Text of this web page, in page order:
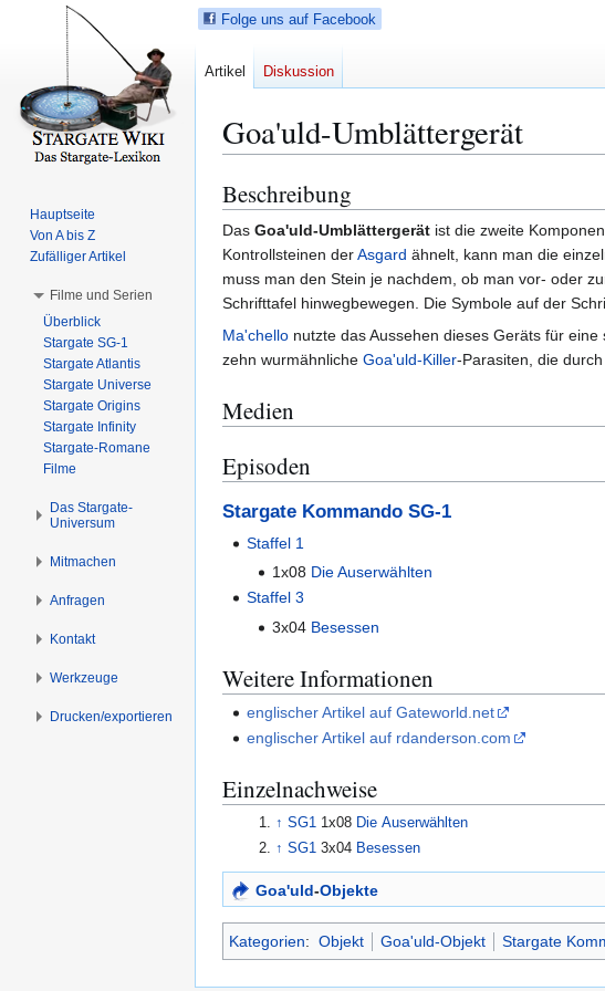
Goa'uld-Umblättergerät
Z
u
r
N
a
v
i
g
t
i
o
n
s
n
Z
u
r
S
u
c
h
e
p
r
i
n
g
Beschreibung
Das Goa'uld-Umblättergerät ist die zweite
Kontrollsteinen derAsgard ähnelt, kann man die
muss man den Stein je nachdem, ob man vor- oder
Schrifttafel hinwegbewegen. Die Symbole auf der
Ma'chello nutzte das Aussehen dieses Geräts für
zehn wurmähnliche Goa'uld-Killer-Parasiten, die
Medien
Episoden
Stargate Kommando SG-1
Staffel 1
1x08 Die Auserwählten
Staffel 3
3x04 Besessen
Weitere Informationen
englischer Artikel auf Gateworld.net
englischer Artikel auf rdanderson.com
Einzelnachweise
↑ SG1 1x08 Die Auserwählten
↑ SG1 3x04 Besessen
Goa'uld-Objekte
Kategorien: Objekt Goa'uld-Objekt Stargate
Folge uns auf Facebook
Artikel Diskussion
Hauptseite
Von A bis Z
Zufälliger Artikel
Filme und Serien
Überblick
Stargate SG-1
Stargate Atlantis
Stargate Universe
Stargate Origins
Stargate Infinity
Stargate-Romane
Filme
Das Stargate-
Universum
Mitmachen
Anfragen
Kontakt
Werkzeuge
Drucken/­exportieren